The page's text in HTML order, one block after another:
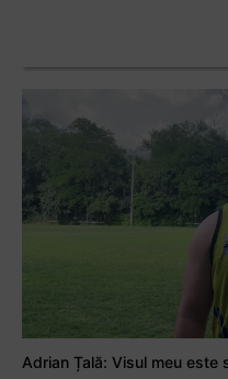
Adrian Țală: Visul meu este